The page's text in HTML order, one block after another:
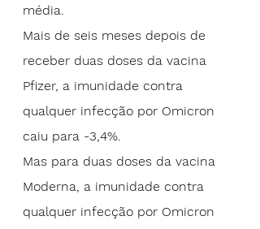
média.
Mais de seis meses depois de
receber duas doses da vacina
Pfizer, a imunidade contra
qualquer infecção por Omicron
caiu para -3,4%.
Mas para duas doses da vacina
Moderna, a imunidade contra
qualquer infecção por Omicron